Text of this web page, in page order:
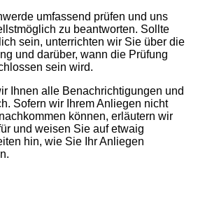
umfassend prüfen und uns
zu beantworten. Sollte
sein, unterrichten wir Sie über die
und darüber, wann die Prüfung
sein wird.
Ihnen alle Benachrichtigungen und
Sofern wir Ihrem Anliegen nicht
können, erläutern wir
und weisen Sie auf etwaig
hin, wie Sie Ihr Anliegen